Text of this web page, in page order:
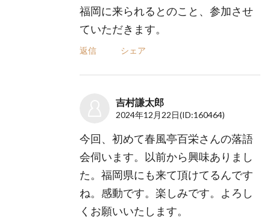
福岡に来られるとのこと、参加させ
ていただきます。
返信 シェア
吉村謙太郎
2024年12月22日(ID:160464)
今回、初めて春風亭百栄さんの落語
会伺います。以前から興味ありまし
た。福岡県にも来て頂けてるんです
ね。感動です。楽しみです。よろし
くお願いいたします。